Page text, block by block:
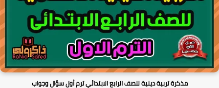
مذكرة تربية دينية للصف الرابع الابتدائي ترم أول سؤال وجواب